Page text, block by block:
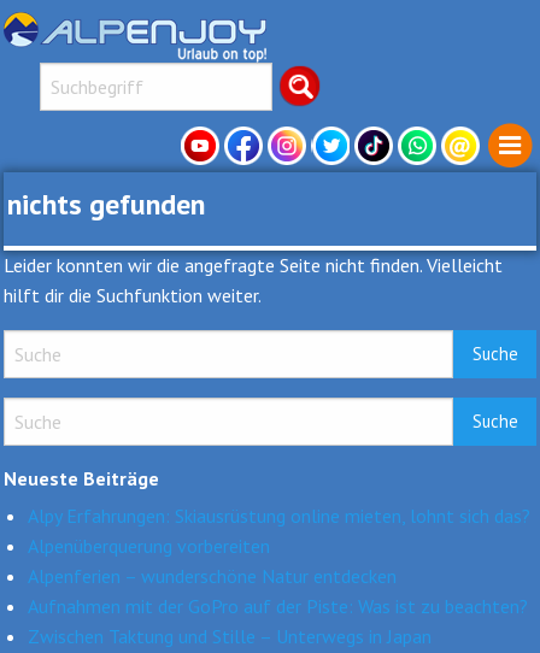
nichts gefunden
Leider konnten wir die angefragte Seite nicht finden. Vielleicht
hilft dir die Suchfunktion weiter.
Neueste Beiträge
Alpy Erfahrungen: Skiausrüstung online mieten, lohnt sich das?
Alpenüberquerung vorbereiten
Alpenferien – wunderschöne Natur entdecken
Aufnahmen mit der GoPro auf der Piste: Was ist zu beachten?
Zwischen Taktung und Stille – Unterwegs in Japan